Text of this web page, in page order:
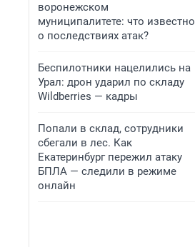
воронежском
муниципалитете: что известно
о последствиях атак?
Беспилотники нацелились на
Урал: дрон ударил по складу
Wildberries — кадры
Попали в склад, сотрудники
сбегали в лес. Как
Екатеринбург пережил атаку
БПЛА — следили в режиме
онлайн